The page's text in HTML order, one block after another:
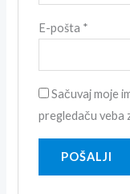
E-pošta *
Sačuvaj moje
pregledaču veba